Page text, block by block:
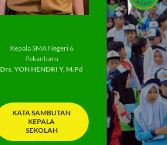
Kepala SMA Negeri 6
Pekanbaru
Drs. YON HENDRI Y, M.Pd
KATA SAMBUTAN
KEPALA
SEKOLAH